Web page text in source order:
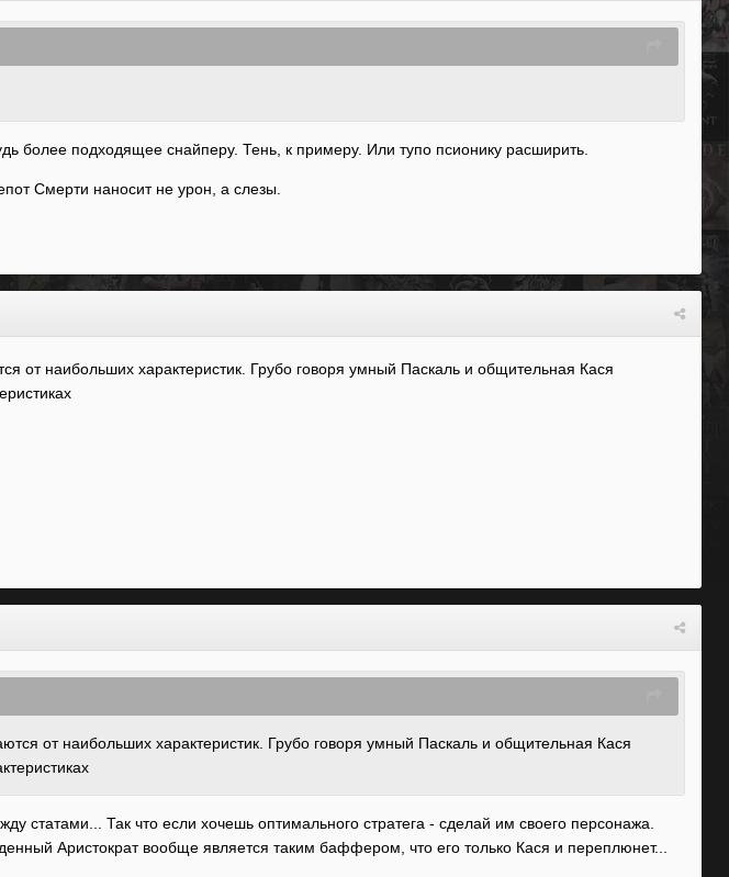
более подходящее снайперу. Тень, к примеру. Или тупо псионику расширить.
Смерти наносит не урон, а слезы.
от наибольших характеристик. Грубо говоря умный Паскаль и общительная Кася
от наибольших характеристик. Грубо говоря умный Паскаль и общительная Кася
статами... Так что если хочешь оптимального стратега - сделай им своего персонажа.
Аристократ вообще является таким баффером, что его только Кася и переплюнет...